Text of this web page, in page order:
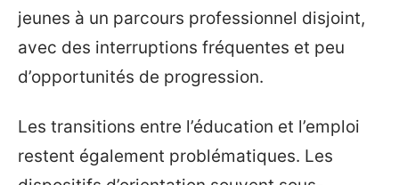
jeunes à un parcours professionnel disjoint,
avec des interruptions fréquentes et peu
d’opportunités de progression.
Les transitions entre l’éducation et l’emploi
restent également problématiques. Les